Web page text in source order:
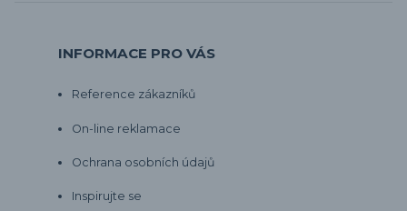
INFORMACE PRO VÁS
Reference zákazníků
On-line reklamace
Ochrana osobních údajů
Inspirujte se